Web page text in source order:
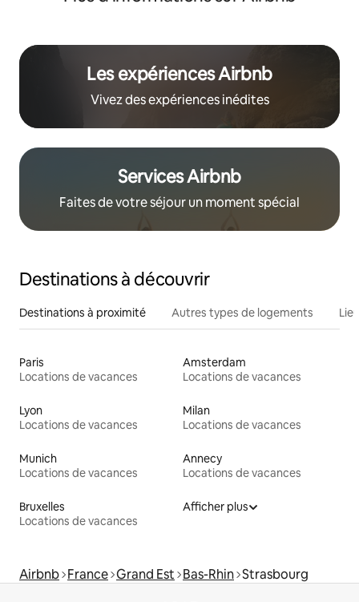
Les expériences Airbnb
Vivez des expériences inédites
Services Airbnb
Faites de votre séjour un moment spécial
Destinations à découvrir
Destinations à proximité Autres types de logements
Paris
Locations de vacances
Amsterdam
Locations de vacances
Lyon
Locations de vacances
Milan
Locations de vacances
Munich
Locations de vacances
Annecy
Locations de vacances
Bruxelles
Locations de vacances
Afficher plus
Airbnb France Grand Est Bas-Rhin Strasbourg